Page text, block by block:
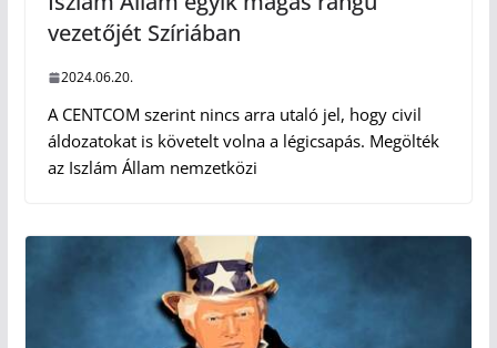
vezetőjét Szíriában
2024.06.20.
A CENTCOM szerint nincs arra utaló jel, hogy civil
áldozatokat is követelt volna a légicsapás. Megölték
az Iszlám Állam nemzetközi